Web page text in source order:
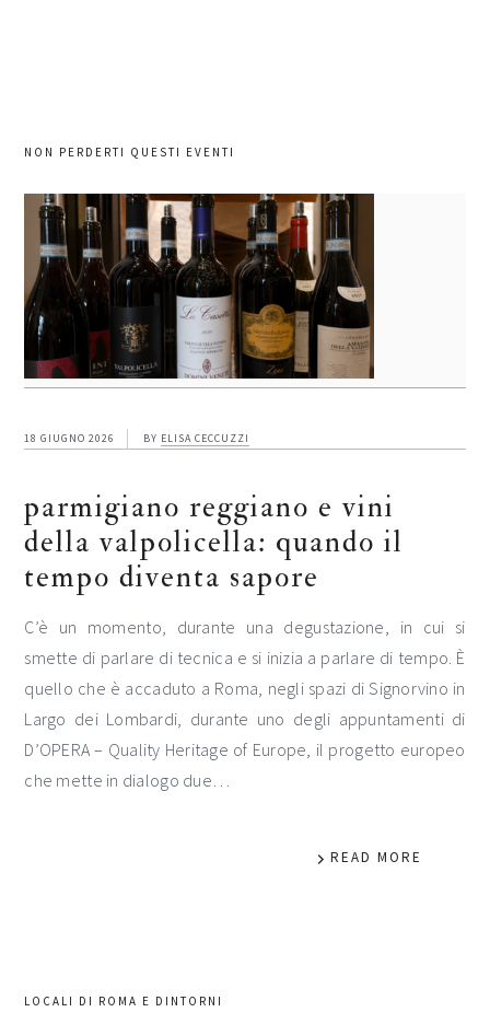
NON PERDERTI QUESTI EVENTI
18 GIUGNO 2026 BY ELISA CECCUZZI
parmigiano reggiano e vini
della valpolicella: quando il
tempo diventa sapore
C’è un momento, durante una degustazione, in cui si
smette di parlare di tecnica e si inizia a parlare di tempo. È
quello che è accaduto a Roma, negli spazi di Signorvino in
Largo dei Lombardi, durante uno degli appuntamenti di
D’OPERA – Quality Heritage of Europe, il progetto europeo
che mette in dialogo due…
READ MORE
LOCALI DI ROMA E DINTORNI